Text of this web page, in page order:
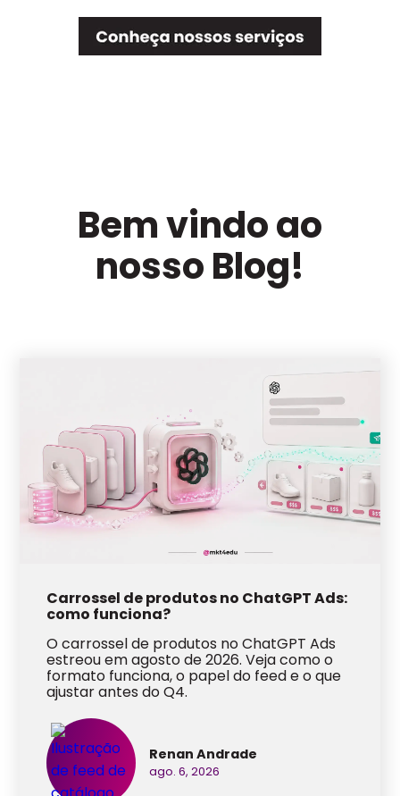
Bem vindo ao
nosso Blog!
Carrossel de produtos no ChatGPT Ads:
como funciona?
O carrossel de produtos no ChatGPT Ads
estreou em agosto de 2026. Veja como o
formato funciona, o papel do feed e o que
ajustar antes do Q4.
Renan Andrade
ago. 6, 2026